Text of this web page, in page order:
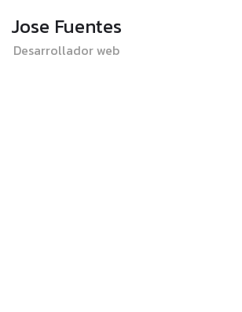
Jose Fuentes
Desarrollador web